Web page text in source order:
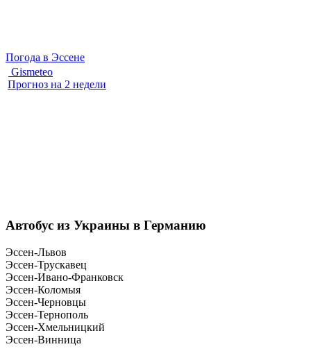
Погода в Эссене
Gismeteo
Прогноз на 2 недели
Автобус из Украины в Германию
Эссен-Львов
Эссен-Трускавец
Эссен-Ивано-Франковск
Эссен-Коломыя
Эссен-Черновцы
Эссен-Тернополь
Эссен-Хмельницкий
Эссен-Винница